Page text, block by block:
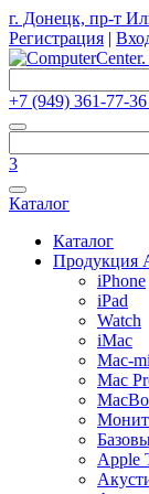
г. Донецк, пр-т
Регистрация |
+7 (949) 361-77-
3
Каталог
Каталог
Продукция
iPhone
iPad
Watch
iMac
Mac-
Mac
Apple